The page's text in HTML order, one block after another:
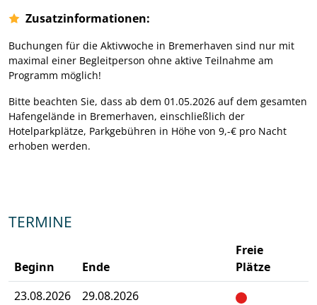
Zusatzinformationen:
Buchungen für die Aktivwoche in Bremerhaven sind nur mit
maximal einer Begleitperson ohne aktive Teilnahme am
Programm möglich!
Bitte beachten Sie, dass ab dem 01.05.2026 auf dem gesamten
Hafengelände in Bremerhaven, einschließlich der
Hotelparkplätze, Parkgebühren in Höhe von 9,-€ pro Nacht
erhoben werden.
TERMINE
Beginn Ende
Freie
Plätze
23.08.2026
29.08.2026